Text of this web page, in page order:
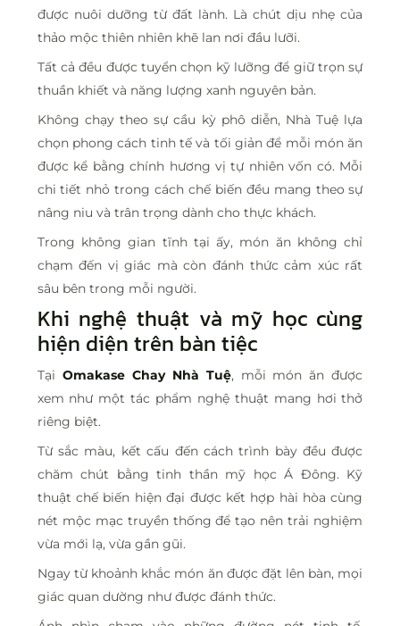
được nuôi dưỡng từ đất lành. Là chút dịu nhẹ của
thảo mộc thiên nhiên khẽ lan nơi đầu lưỡi.
Tất cả đều được tuyển chọn kỹ lưỡng để giữ trọn sự
thuần khiết và năng lượng xanh nguyên bản.
Không chạy theo sự cầu kỳ phô diễn, Nhà Tuệ lựa
chọn phong cách tinh tế và tối giản để mỗi món ăn
được kể bằng chính hương vị tự nhiên vốn có. Mỗi
chi tiết nhỏ trong cách chế biến đều mang theo sự
nâng niu và trân trọng dành cho thực khách.
Trong không gian tĩnh tại ấy, món ăn không chỉ
chạm đến vị giác mà còn đánh thức cảm xúc rất
sâu bên trong mỗi người.
Khi nghệ thuật và mỹ học cùng
hiện diện trên bàn tiệc
Tại Omakase Chay Nhà Tuệ, mỗi món ăn được
xem như một tác phẩm nghệ thuật mang hơi thở
riêng biệt.
Từ sắc màu, kết cấu đến cách trình bày đều được
chăm chút bằng tinh thần mỹ học Á Đông. Kỹ
thuật chế biến hiện đại được kết hợp hài hòa cùng
nét mộc mạc truyền thống để tạo nên trải nghiệm
vừa mới lạ, vừa gần gũi.
Ngay từ khoảnh khắc món ăn được đặt lên bàn, mọi
giác quan dường như được đánh thức.